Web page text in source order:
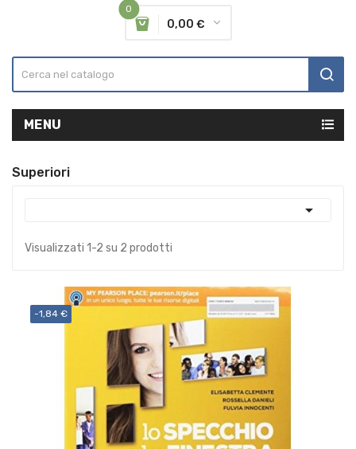
0
0,00 €
MENU
Superiori

Visualizzati 1-2 su 2 prodotti
-1,84 €